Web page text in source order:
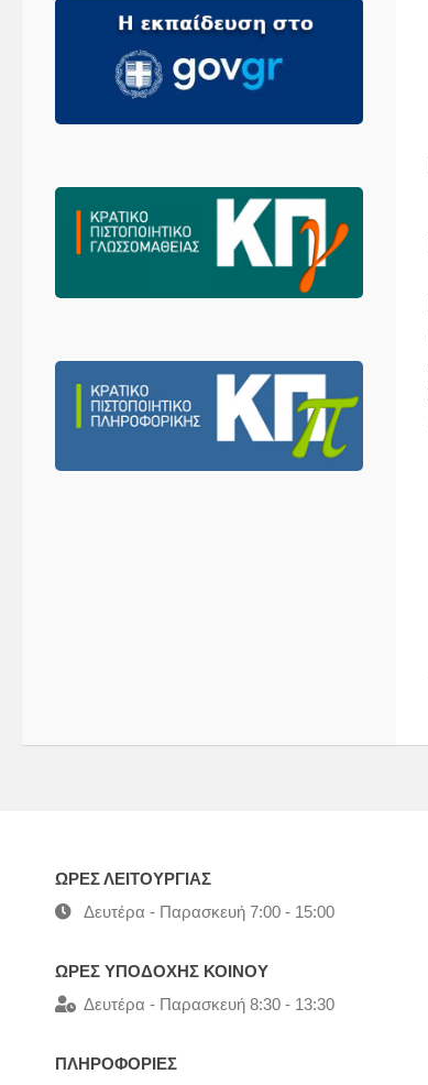
ΩΡΕΣ ΛΕΙΤΟΥΡΓΙΑΣ
Δευτέρα - Παρασκευή 7:00 - 15:00
ΩΡΕΣ ΥΠΟΔΟΧΗΣ ΚΟΙΝΟΥ
Δευτέρα - Παρασκευή 8:30 - 13:30
ΠΛΗΡΟΦΟΡΙΕΣ